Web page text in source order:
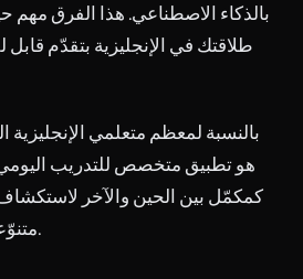
بالذكاء الاصطناعي. هذا الفرق
طلاقتك في الإنجليزية بتقدّم
بالنسبة لمعظم متعلمي الإنجليزية
هو تطبيق متخصص للتدريب
متنوّعة أو طرح أسئلة نحوية.